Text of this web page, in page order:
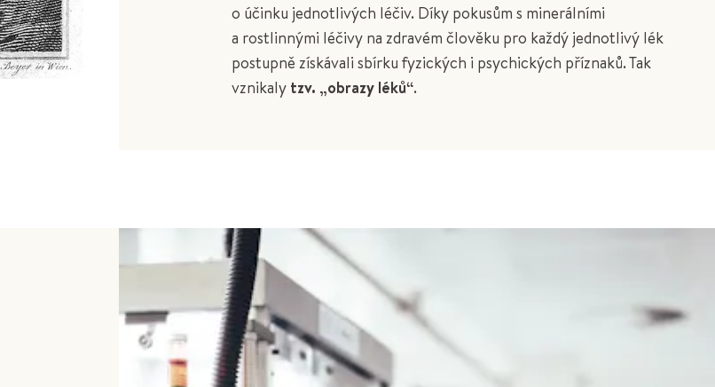
o účinku jednotlivých léčiv. Díky pokusům s minerálními
a rostlinnými léčivy na zdravém člověku pro každý jednotlivý lék
postupně získávali sbírku fyzických i psychických příznaků. Tak
vznikalytzv. „obrazy léků“.